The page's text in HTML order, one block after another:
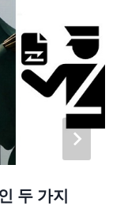
두 가지